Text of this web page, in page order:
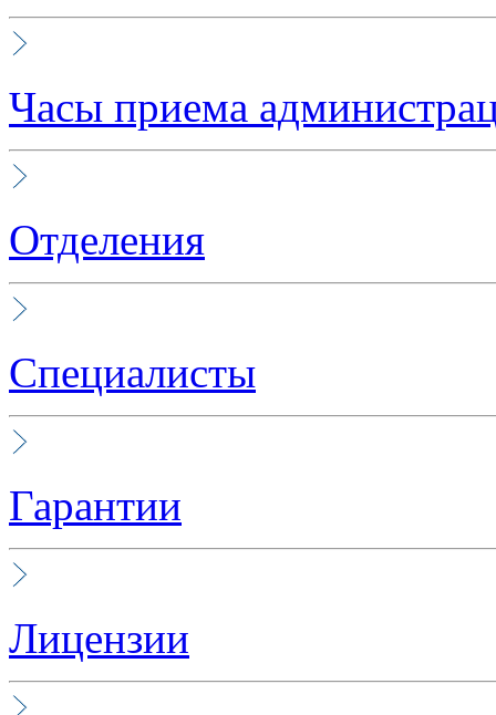
Часы приема
Отделения
Специалисты
Гарантии
Лицензии